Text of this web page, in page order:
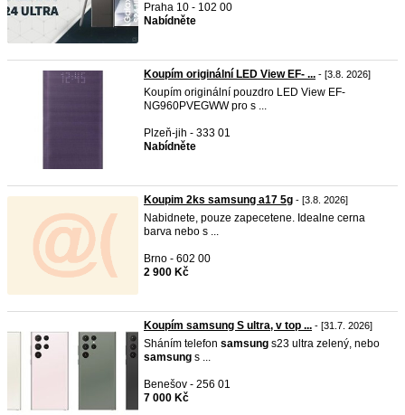
Praha 10 - 102 00
Nabídněte
Koupím originální LED View EF- ... - [3.8. 2026]
Koupím originální pouzdro LED View EF-
NG960PVEGWW pro s ...
Plzeň-jih - 333 01
Nabídněte
Koupim 2ks samsung a17 5g - [3.8. 2026]
Nabidnete, pouze zapecetene. Idealne cerna
barva nebo s ...
Brno - 602 00
2 900 Kč
Koupím samsung S ultra, v top ... - [31.7. 2026]
Sháním telefon samsung s23 ultra zelený, nebo
samsung s ...
Benešov - 256 01
7 000 Kč